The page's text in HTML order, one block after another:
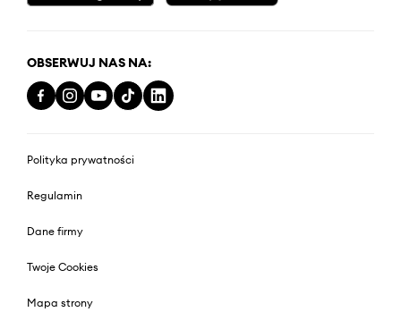
OBSERWUJ NAS NA:
Polityka prywatności
Regulamin
Dane firmy
Twoje Cookies
Mapa strony